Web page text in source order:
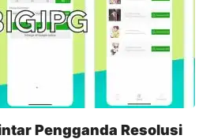
Pengganda Resolusi